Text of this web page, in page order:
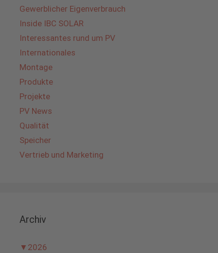
Gewerblicher Eigenverbrauch
Inside IBC SOLAR
Interessantes rund um PV
Internationales
Montage
Produkte
Projekte
PV News
Qualität
Speicher
Vertrieb und Marketing
Archiv
▼ 2026